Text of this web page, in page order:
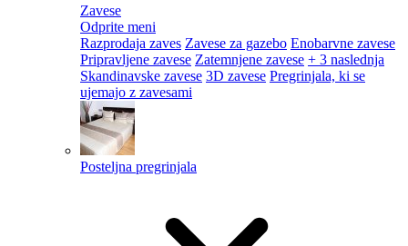
Zavese
Odprite meni
Razprodaja zaves Zavese za gazebo Enobarvne zavese
Pripravljene zavese Zatemnjene zavese + 3 naslednja
Skandinavske zavese 3D zavese Pregrinjala, ki se
ujemajo z zavesami
Posteljna pregrinjala